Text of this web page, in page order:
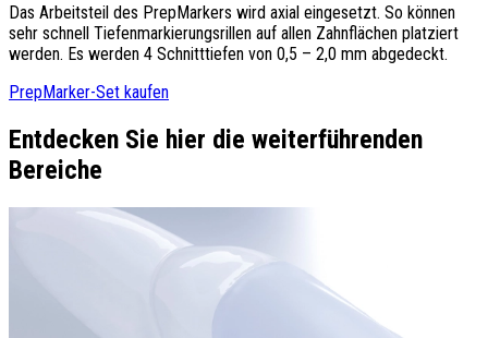
Das Arbeitsteil des PrepMarkers wird axial eingesetzt. So können
sehr schnell Tiefenmarkierungsrillen auf allen Zahnflächen platziert
werden. Es werden 4 Schnitttiefen von 0,5 – 2,0 mm abgedeckt.
PrepMarker-Set kaufen
Entdecken Sie hier die weiterführenden
Bereiche